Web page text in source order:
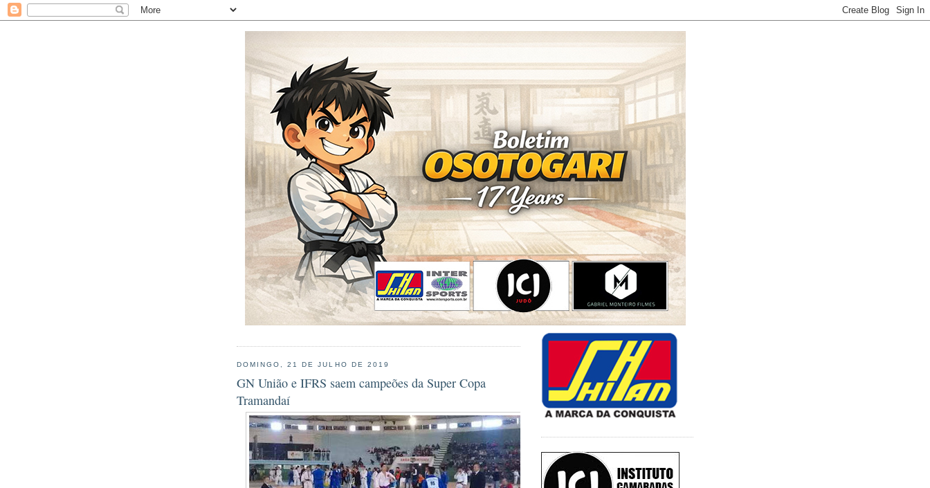
DOMINGO, 21 DE JULHO DE 2019
GN União e IFRS saem campeões da Super Copa
Tramandaí